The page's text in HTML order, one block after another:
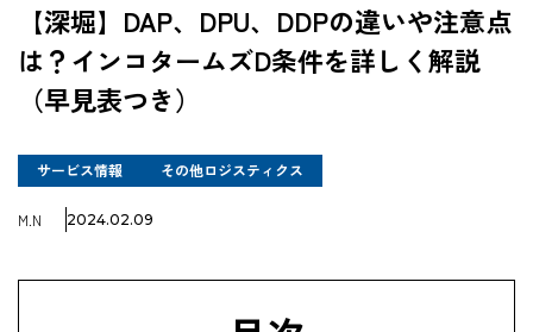
採用情報
【深堀】DAP、DPU、DDPの違いや注意点
は？インコタームズD条件を詳しく解説
（早見表つき）
サービス情報 その他ロジスティクス
M.N 2024.02.09